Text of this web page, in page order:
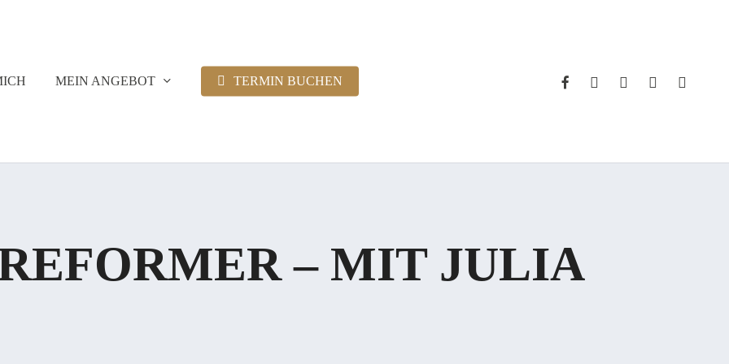
MEIN ANGEBOT TERMIN BUCHEN FACEBOOK
INSTAGRAM
WHATSAPP
PHONEEMAIL
– MIT JULIA